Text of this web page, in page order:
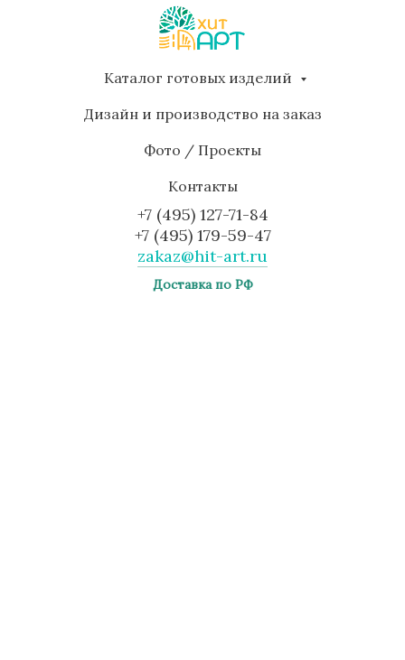
Каталог готовых изделий
Дизайн и производство на заказ
Фото / Проекты
Контакты
+7 (495) 127-71-84
+7 (495) 179-59-47
zakaz@hit-art.ru
Доставка по РФ